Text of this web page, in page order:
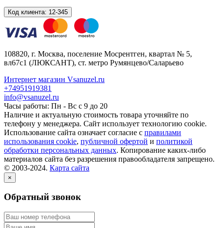
Код клиента: 12-345
108820, г. Москва, поселение Мосрентген, квартал № 5,
вл67с1 (ЛЮКСАНТ), ст. метро Румянцево/Саларьево
Интернет магазин Vsanuzel.ru
+74951919381
info@vsanuzel.ru
Часы работы: Пн - Вс с 9 до 20
Наличие и актуальную стоимость товара уточняйте по
телефону у менеджера. Сайт использует технологию cookie.
Использование сайта означает согласие с правилами
использования cookie, публичной офертой и политикой
обработки персональных данных. Копирование каких-либо
материалов сайта без разрешения правообладателя запрещено.
© 2003-2024. Карта сайта
×
Обратный звонок